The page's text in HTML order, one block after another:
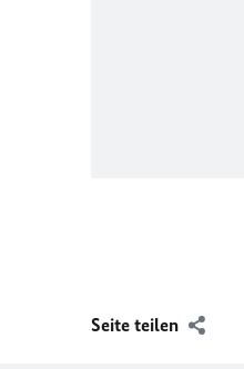
Seite teilen